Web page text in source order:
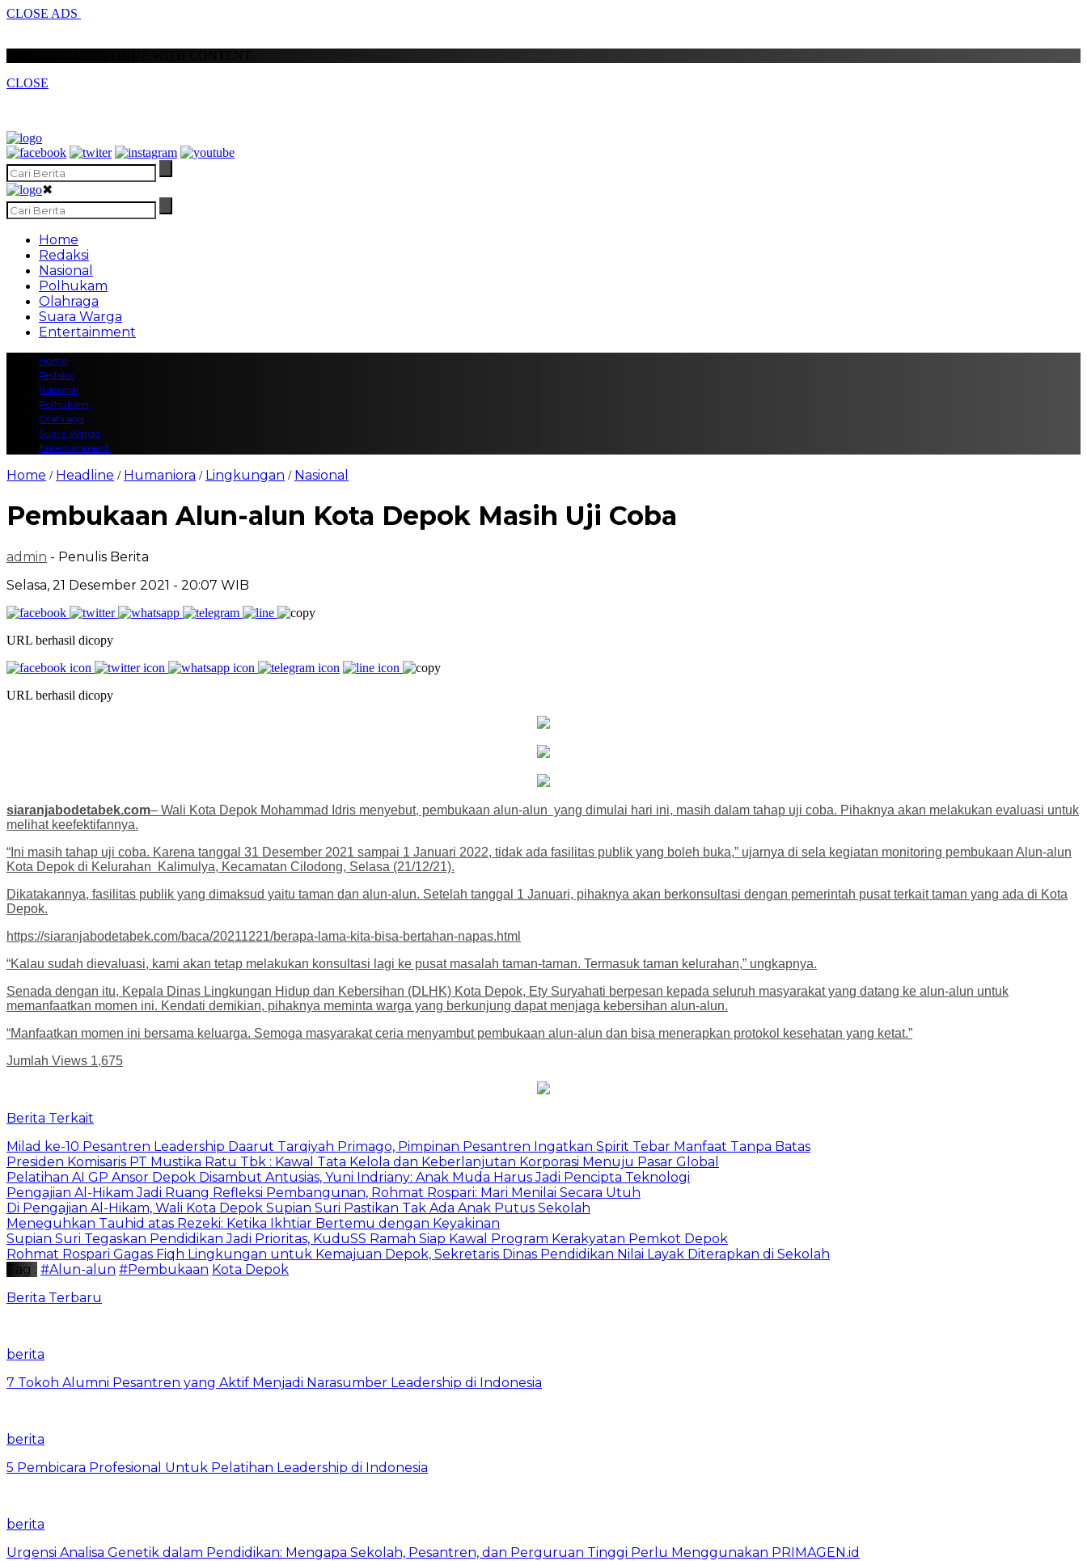
CLOSE ADS
CLOSE
✖
Home
Redaksi
Nasional
Polhukam
Olahraga
Suara Warga
Entertainment
Home
Redaksi
Nasional
Polhukam
Olahraga
Suara Warga
Entertainment
Home / Headline / Humaniora / Lingkungan / Nasional
Pembukaan Alun-alun Kota Depok Masih Uji Coba
admin - Penulis Berita
Selasa, 21 Desember 2021 - 20:07 WIB
URL berhasil dicopy
URL berhasil dicopy
siaranjabodetabek.com– Wali Kota Depok Mohammad Idris menyebut, pembukaan alun-alun yang dimulai hari ini, masih dalam tahap uji coba. Pihaknya akan melakukan evaluasi untuk
melihat keefektifannya.
“Ini masih tahap uji coba. Karena tanggal 31 Desember 2021 sampai 1 Januari 2022, tidak ada fasilitas publik yang boleh buka,” ujarnya di sela kegiatan monitoring pembukaan Alun-alun
Kota Depok di Kelurahan Kalimulya, Kecamatan Cilodong, Selasa (21/12/21).
Dikatakannya, fasilitas publik yang dimaksud yaitu taman dan alun-alun. Setelah tanggal 1 Januari, pihaknya akan berkonsultasi dengan pemerintah pusat terkait taman yang ada di Kota
Depok.
https://siaranjabodetabek.com/baca/20211221/berapa-lama-kita-bisa-bertahan-napas.html
“Kalau sudah dievaluasi, kami akan tetap melakukan konsultasi lagi ke pusat masalah taman-taman. Termasuk taman kelurahan,” ungkapnya.
Senada dengan itu, Kepala Dinas Lingkungan Hidup dan Kebersihan (DLHK) Kota Depok, Ety Suryahati berpesan kepada seluruh masyarakat yang datang ke alun-alun untuk
memanfaatkan momen ini. Kendati demikian, pihaknya meminta warga yang berkunjung dapat menjaga kebersihan alun-alun.
“Manfaatkan momen ini bersama keluarga. Semoga masyarakat ceria menyambut pembukaan alun-alun dan bisa menerapkan protokol kesehatan yang ketat.”
Jumlah Views 1,675
Berita Terkait
Milad ke-10 Pesantren Leadership Daarut Tarqiyah Primago, Pimpinan Pesantren Ingatkan Spirit Tebar Manfaat Tanpa Batas
Presiden Komisaris PT Mustika Ratu Tbk : Kawal Tata Kelola dan Keberlanjutan Korporasi Menuju Pasar Global
Pelatihan AI GP Ansor Depok Disambut Antusias, Yuni Indriany: Anak Muda Harus Jadi Pencipta Teknologi
Pengajian Al-Hikam Jadi Ruang Refleksi Pembangunan, Rohmat Rospari: Mari Menilai Secara Utuh
Di Pengajian Al-Hikam, Wali Kota Depok Supian Suri Pastikan Tak Ada Anak Putus Sekolah
Meneguhkan Tauhid atas Rezeki: Ketika Ikhtiar Bertemu dengan Keyakinan
Supian Suri Tegaskan Pendidikan Jadi Prioritas, KuduSS Ramah Siap Kawal Program Kerakyatan Pemkot Depok
Rohmat Rospari Gagas Fiqh Lingkungan untuk Kemajuan Depok, Sekretaris Dinas Pendidikan Nilai Layak Diterapkan di Sekolah
Tag : #Alun-alun #Pembukaan Kota Depok
Berita Terbaru
berita
7 Tokoh Alumni Pesantren yang Aktif Menjadi Narasumber Leadership di Indonesia
berita
5 Pembicara Profesional Untuk Pelatihan Leadership di Indonesia
berita
Urgensi Analisa Genetik dalam Pendidikan: Mengapa Sekolah, Pesantren, dan Perguruan Tinggi Perlu Menggunakan PRIMAGEN.id